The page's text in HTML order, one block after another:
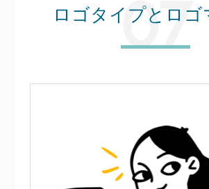
ロゴタイプとロゴ